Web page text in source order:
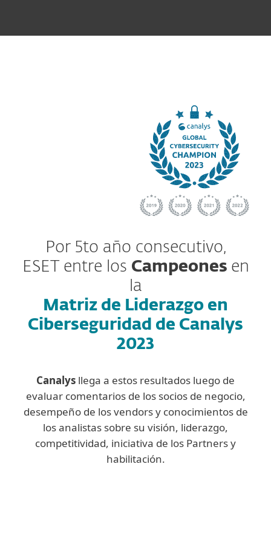
Por 5to año consecutivo,
ESET entre los Campeones en
la
Matriz de Liderazgo en
Ciberseguridad de Canalys
2023
Canalys llega a estos resultados luego de
evaluar comentarios de los socios de negocio,
desempeño de los vendors y conocimientos de
los analistas sobre su visión, liderazgo,
competitividad, iniciativa de los Partners y
habilitación.